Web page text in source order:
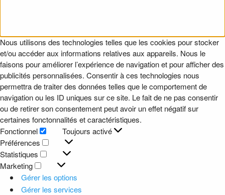
Nous utilisons des technologies telles que les cookies pour stocker
et/ou accéder aux informations relatives aux appareils. Nous le
faisons pour améliorer l’expérience de navigation et pour afficher des
publicités personnalisées. Consentir à ces technologies nous
permettra de traiter des données telles que le comportement de
navigation ou les ID uniques sur ce site. Le fait de ne pas consentir
ou de retirer son consentement peut avoir un effet négatif sur
certaines fonctonnalités et caractéristiques.
Fonctionnel
Fonctionnel
Toujours activé
Préférences
Préférences
Statistiques
Statistiques
Marketing
Marketing
Gérer les options
Gérer les services